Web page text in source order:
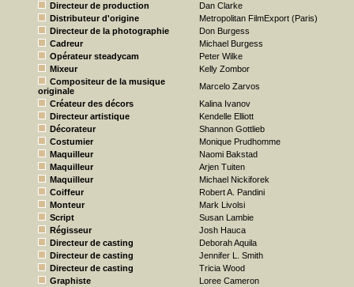
Directeur de production
Dan Clarke
Distributeur d'origine
Metropolitan FilmExport (Paris)
Directeur de la photographie
Don Burgess
Cadreur
Michael Burgess
Opérateur steadycam
Peter Wilke
Mixeur
Kelly Zombor
Compositeur de la musique
originale
Marcelo Zarvos
Créateur des décors
Kalina Ivanov
Directeur artistique
Kendelle Elliott
Décorateur
Shannon Gottlieb
Costumier
Monique Prudhomme
Maquilleur
Naomi Bakstad
Maquilleur
Arjen Tuiten
Maquilleur
Michael Nickiforek
Coiffeur
Robert A. Pandini
Monteur
Mark Livolsi
Script
Susan Lambie
Régisseur
Josh Hauca
Directeur de casting
Deborah Aquila
Directeur de casting
Jennifer L. Smith
Directeur de casting
Tricia Wood
Graphiste
Loree Cameron